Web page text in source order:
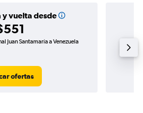
y vuelta desde
Juan Santamaría a Venezuela
ofertas